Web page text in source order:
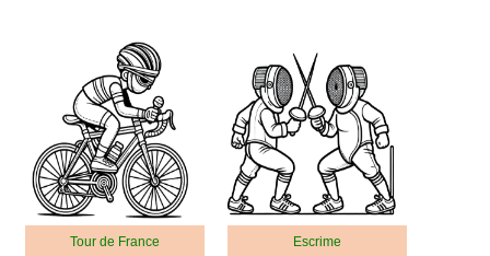
Tour de France Escrime